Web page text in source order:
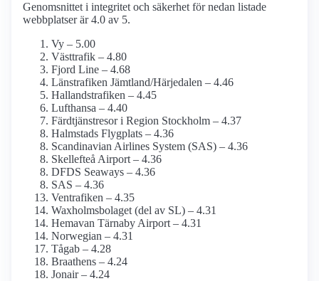
Genomsnittet i integritet och säkerhet för nedan listade
webbplatser är 4.0 av 5.
Vy – 5.00
Västtrafik – 4.80
Fjord Line – 4.68
Länstrafiken Jämtland/Härjedalen – 4.46
Hallandstrafiken – 4.45
Lufthansa – 4.40
Färdtjänstresor i Region Stockholm – 4.37
Halmstads Flygplats – 4.36
Scandinavian Airlines System (SAS) – 4.36
Skellefteå Airport – 4.36
DFDS Seaways – 4.36
SAS – 4.36
Ventrafiken – 4.35
Waxholms­bolaget (del av SL) – 4.31
Hemavan Tärnaby Airport – 4.31
Norwegian – 4.31
Tågab – 4.28
Braathens – 4.24
Jonair – 4.24